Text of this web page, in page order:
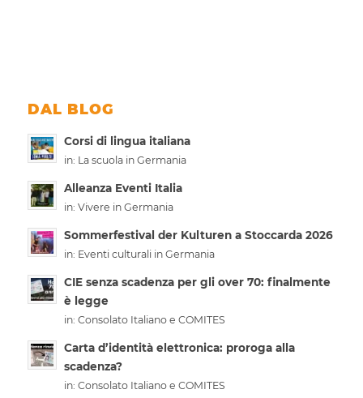
DAL BLOG
Corsi di lingua italiana
in: La scuola in Germania
Alleanza Eventi Italia
in: Vivere in Germania
Sommerfestival der Kulturen a Stoccarda 2026
in: Eventi culturali in Germania
CIE senza scadenza per gli over 70: finalmente
è legge
in: Consolato Italiano e COMITES
Carta d’identità elettronica: proroga alla
scadenza?
in: Consolato Italiano e COMITES